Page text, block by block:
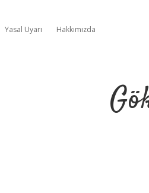
Yasal Uyarı Hakkımızda